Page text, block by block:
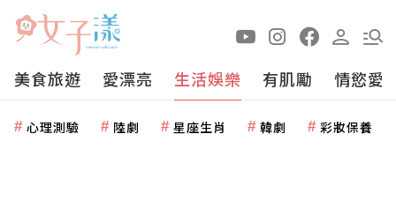
美食旅遊 愛漂亮 生活娛樂 有肌勵 情慾愛
心理測驗 陸劇 星座生肖 韓劇 彩妝保養